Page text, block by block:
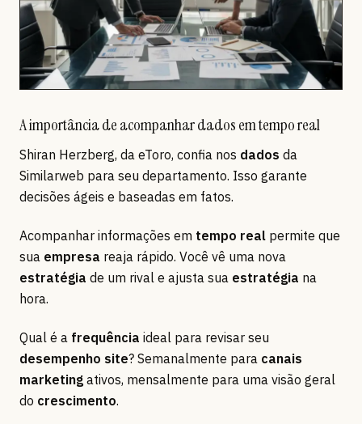
A importância de acompanhar dados em tempo real
Shiran Herzberg, da eToro, confia nos dados da
Similarweb para seu departamento. Isso garante
decisões ágeis e baseadas em fatos.
Acompanhar informações em tempo real permite que
sua empresa reaja rápido. Você vê uma nova
estratégia de um rival e ajusta sua estratégia na
hora.
Qual é a frequência ideal para revisar seu
desempenho site? Semanalmente para canais
marketing ativos, mensalmente para uma visão geral
do crescimento.